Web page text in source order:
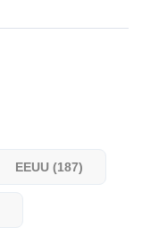
EEUU (187)